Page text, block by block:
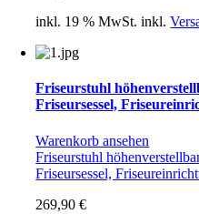
inkl. 19 % MwSt. inkl.
Friseurstuhl
Friseursessel,
Warenkorb ansehen
Friseurstuhl
Friseursessel,
269,90€